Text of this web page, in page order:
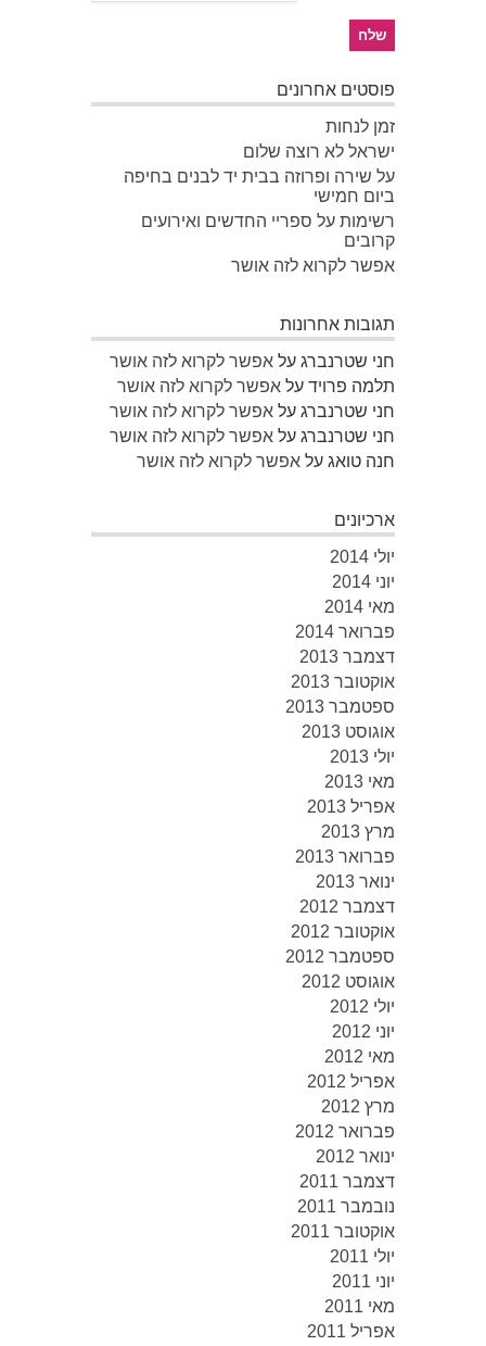
פוסטים אחרונים
זמן לנחות
ישראל לא רוצה שלום
על שירה ופרוזה בבית יד לבנים בחיפה
ביום חמישי
רשימות על ספריי החדשים ואירועים
קרובים
אפשר לקרוא לזה אושר
תגובות אחרונות
חני שטרנברג על אפשר לקרוא לזה אושר
תלמה פרויד על אפשר לקרוא לזה אושר
חני שטרנברג על אפשר לקרוא לזה אושר
חני שטרנברג על אפשר לקרוא לזה אושר
חנה טואג על אפשר לקרוא לזה אושר
ארכיונים
יולי 2014
יוני 2014
מאי 2014
פברואר 2014
דצמבר 2013
אוקטובר 2013
ספטמבר 2013
אוגוסט 2013
יולי 2013
מאי 2013
אפריל 2013
מרץ 2013
פברואר 2013
ינואר 2013
דצמבר 2012
אוקטובר 2012
ספטמבר 2012
אוגוסט 2012
יולי 2012
יוני 2012
מאי 2012
אפריל 2012
מרץ 2012
פברואר 2012
ינואר 2012
דצמבר 2011
נובמבר 2011
אוקטובר 2011
יולי 2011
יוני 2011
מאי 2011
אפריל 2011